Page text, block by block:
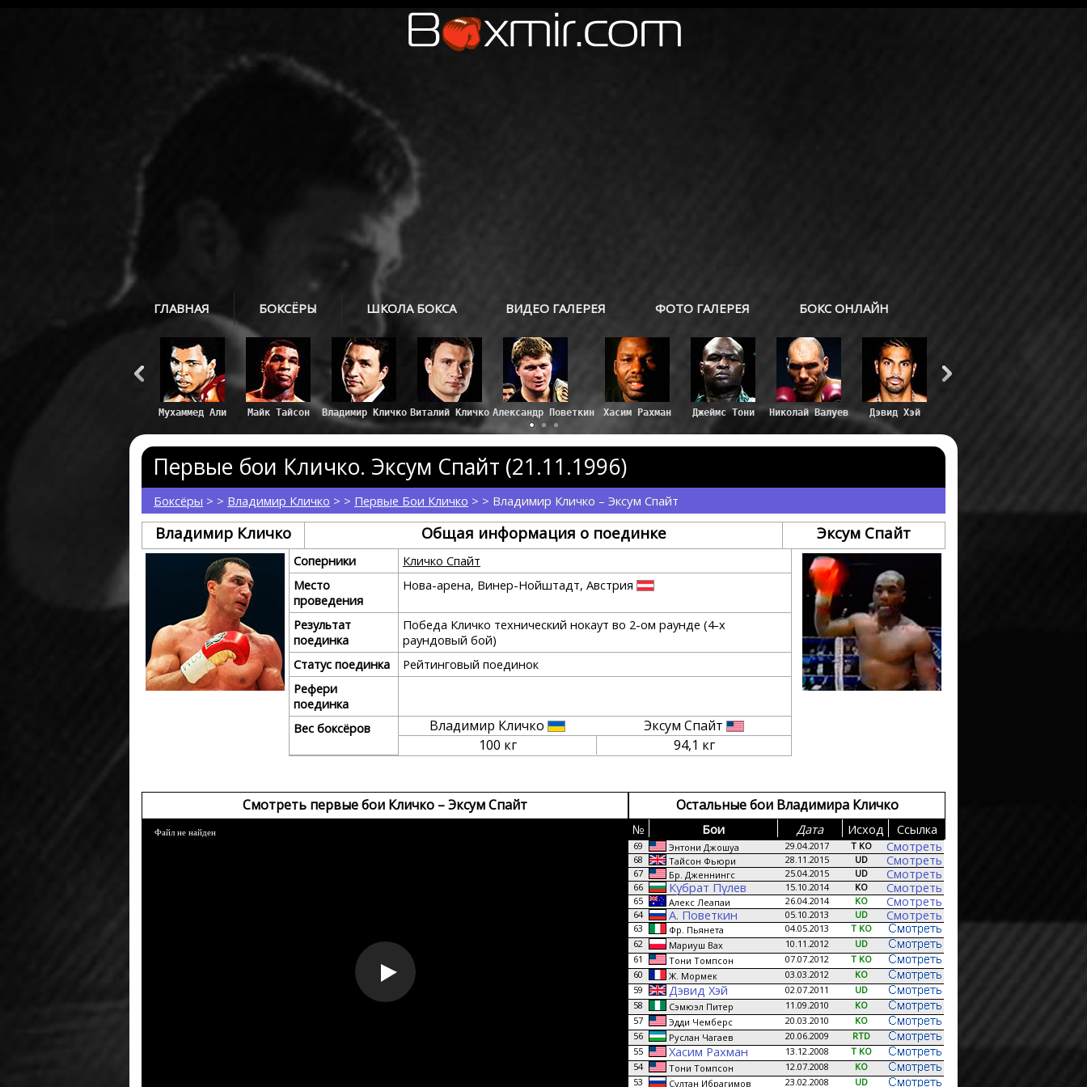
ГЛАВНАЯ БОКСЁРЫ ШКОЛА БОКСА ВИДЕО ГАЛЕРЕЯ ФОТО ГАЛЕРЕЯ БОКС ОНЛАЙН
Виталий Кличко
Александр Поветкин Хасим Рахман Джеймс Тони Николай Валуев Дэвид Хэй
Первые бои Кличко. Эксум Спайт (21.11.1996)
Боксёры > > Владимир Кличко > > Первые Бои Кличко > > Владимир Кличко – Эксум Спайт
Владимир Кличко Общая информация о поединке Эксум Спайт
Соперники
Кличко Спайт
Место
проведения
Нова-арена, Винер-Нойштадт, Австрия
Результат
поединка
Победа Кличко технический нокаут во 2-ом раунде (4-х
раундовый бой)
Статус поединка
Рейтинговый поединок
Рефери
поединка
Вес боксёров
Владимир Кличко
Эксум Спайт
100 кг
94,1 кг
Смотреть первые бои Кличко – Эксум Спайт Остальные бои Владимира Кличко
Файл не найден № Бои Дата Исход Сcылка
69 Энтони Джошуа 29.04.2017 T KO Смотреть
68 Тайсон Фьюри 28.11.2015 UD Смотреть
67 Бр. Дженнингс 25.04.2015 UD Смотреть
66 Кубрат Пулев 15.10.2014 KO Смотреть
65 Алекс Леапаи 26.04.2014 KO Смотреть
64 А. Поветкин 05.10.2013 UD Смотреть
63 Фр. Пьянета 04.05.2013
T KO
62
Мариуш Вах 10.11.2012
UD
61
Тони Томпсон 07.07.2012
T KO
60
Ж. Мормек 03.03.2012
KO
59
Дэвид Хэй 02.07.2011
UD
58
Сэмюэл Питер 11.09.2010
KO
57
Эдди Чемберс 20.03.2010
KO
56
Руслан Чагаев 20.06.2009
RTD
55
Хасим Рахман 13.12.2008
T KO
54
Тони Томпсон 12.07.2008
KO
53
Султан Ибрагимов 23.02.2008
UD